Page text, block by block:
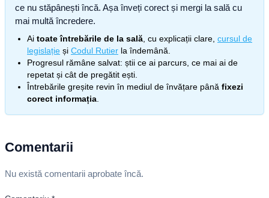
ce nu stăpânești încă. Așa înveți corect și mergi la sală cu
mai multă încredere.
Ai toate întrebările de la sală , cu explicații clare, cursul de
legislație și Codul Rutier la îndemână.
Progresul rămâne salvat: știi ce ai parcurs, ce mai ai de
repetat și cât de pregătit ești.
Întrebările greșite revin în mediul de învățare până fixezi
corect informația
Comentarii
Nu există comentarii aprobate încă.